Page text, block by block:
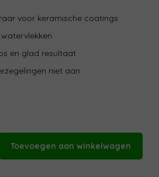
voor keramische coatings
en glad resultaat
niet aan
Toevoegen aan winkelwagen